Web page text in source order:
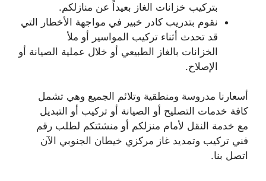
بتركيب خزانات الغاز بعيداً عن منازلكم.
نقوم بتدريب كادر خبير في مواجهة الأخطار التي
قد تحدث أثناء تركيب المواسير أو ملأ
الخزانات بالغاز الطبيعي أو خلال عملية الصيانة أو
الإصلاح.
أسعارنا مدروسة ومنطقية وتلائم الجميع وهي تشمل
كافة خدمات التصليح أو الصيانة أو تركيب أو التبديل
مع خدمة النقل لأمام منزلكم أو منشئتكم لطلب رقم
فني تركيب وتمديد غاز مركزي خيطان الجنوبي الآن
اتصل بنا.